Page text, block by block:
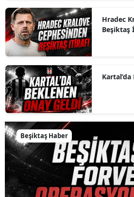
Hradec
Beşiktaş
Beşiktaş Haber